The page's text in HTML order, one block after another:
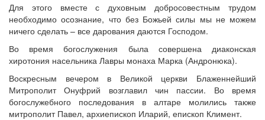
Для этого вместе с духовным добросовестным трудом
необходимо осознание, что без Божьей силы мы не можем
ничего сделать – все дарования даются Господом.
Во время богослужения была совершена диаконская
хиротония насельника Лавры монаха Марка (Андронюка).
Воскресным вечером в Великой церкви Блаженнейший
Митрополит Онуфрий возглавил чин пассии. Во время
богослужебного последования в алтаре молились также
митрополит Павел, архиепископ Иларий, епископ Климент.